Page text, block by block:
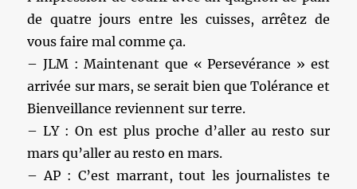
de quatre jours entre les cuisses, arrêtez de
vous faire mal comme ça.
– JLM : Maintenant que « Persevérance » est
arrivée sur mars, se serait bien que Tolérance et
Bienveillance reviennent sur terre.
– LY : On est plus proche d’aller au resto sur
mars qu’aller au resto en mars.
– AP : C’est marrant, tout les journalistes te